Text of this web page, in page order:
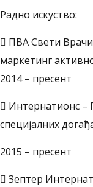
Радно искуство:
 ПВА Свети
маркетинг
2014 – пресент
 Интернатионс –
специјалних
2015 – пресент
 Зептер